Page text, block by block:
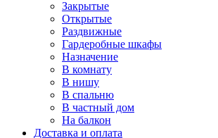
Закрытые
Открытые
Раздвижные
Гардеробные шкафы
Назначение
В комнату
В нишу
В спальню
В частный дом
На балкон
Доставка и оплата